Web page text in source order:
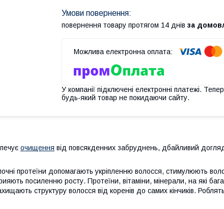
повернення товару протягом 14 днів за
У компанії підключені електронні платежі.
будь-який товар не покидаючи сайту.
очищення від повсякденних забруднень, дбайливий
протеїни допомагають укріпленню волосся, стимулюють
посиленню росту. Протеїни, вітаміни, мінерали, на які
структуру волосся від коренів до самих кінчиків.